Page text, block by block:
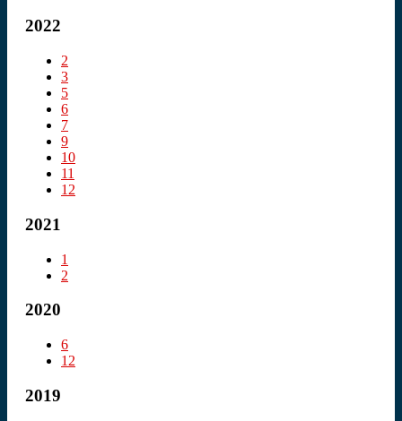
2022
2
3
5
6
7
9
10
11
12
2021
1
2
2020
6
12
2019